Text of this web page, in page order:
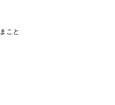
こと